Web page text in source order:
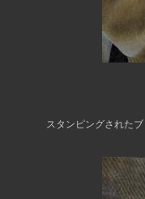
デニムの
スタンピングされたブロー